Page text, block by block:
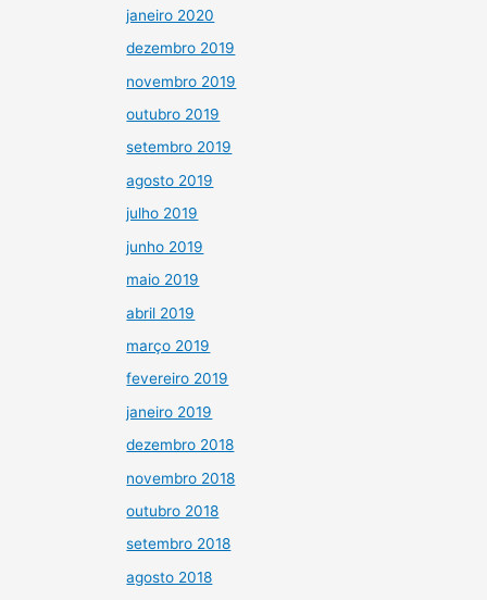
janeiro 2020
dezembro 2019
novembro 2019
outubro 2019
setembro 2019
agosto 2019
julho 2019
junho 2019
maio 2019
abril 2019
março 2019
fevereiro 2019
janeiro 2019
dezembro 2018
novembro 2018
outubro 2018
setembro 2018
agosto 2018